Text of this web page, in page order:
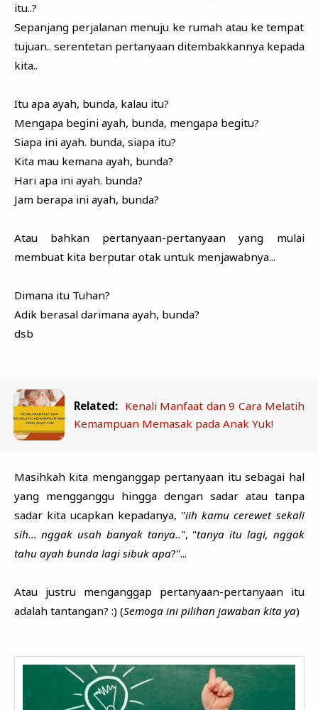
Sudut Rumah
Blog&Write
itu..?
Sepanjang perjalanan menuju ke rumah atau ke tempat
tujuan.. serentetan pertanyaan ditembakkannya kepada
kita..
Itu apa ayah, bunda, kalau itu?
Mengapa begini ayah, bunda, mengapa begitu?
Siapa ini ayah. bunda, siapa itu?
Kita mau kemana ayah, bunda?
Hari apa ini ayah. bunda?
Jam berapa ini ayah, bunda?
Atau bahkan pertanyaan-pertanyaan yang mulai
membuat kita berputar otak untuk menjawabnya...
Dimana itu Tuhan?
Adik berasal darimana ayah, bunda?
dsb
Related: Kenali Manfaat dan 9 Cara Melatih
Kemampuan Memasak pada Anak Yuk!
Masihkah kita menganggap pertanyaan itu sebagai hal
yang mengganggu hingga dengan sadar atau tanpa
sadar kita ucapkan kepadanya, "iih kamu cerewet sekali
sih... nggak usah banyak tanya..", "tanya itu lagi, nggak
tahu ayah bunda lagi sibuk apa?"...
Atau justru menganggap pertanyaan-pertanyaan itu
adalah tantangan? :) (Semoga ini pilihan jawaban kita ya)